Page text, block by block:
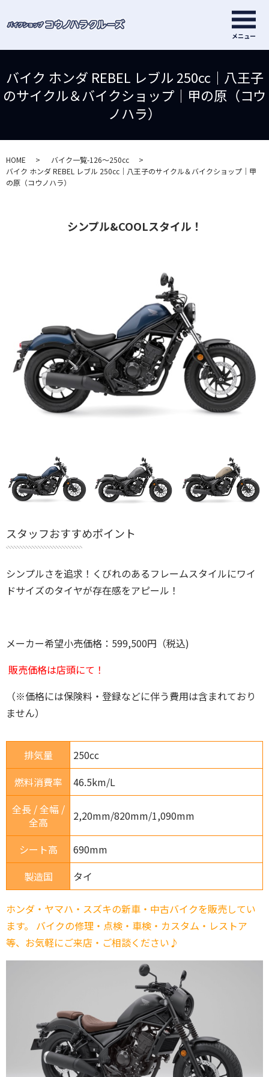
メ
メニュー
バイク ホンダ REBEL レブル 250cc｜八王子
のサイクル＆バイクショップ｜甲の原（コウ
ノハラ）
HOME
バイク一覧-126～250cc
バイク ホンダ REBEL レブル 250cc｜八王子のサイクル＆バイクショップ｜甲
の原（コウノハラ）
シンプル&COOLスタイル！
スタッフおすすめポイント
シンプルさを追求！くびれのあるフレームスタイルにワイ
ドサイズのタイヤが存在感をアピール！
メーカー希望小売価格：599,500円（税込)
販売価格は店頭にて！
（※価格には保険料・登録などに伴う費用は含まれており
ません）
排気量
250cc
燃料消費率
46.5km/L
全長 / 全幅 /
全高
2,20mm/820mm/1,090mm
シート高
690mm
製造国
タイ
ホンダ・ヤマハ・スズキの新車・中古バイクを販売してい
ます。 バイクの修理・点検・車検・カスタム・レストア
等、お気軽にご来店・ご相談ください♪